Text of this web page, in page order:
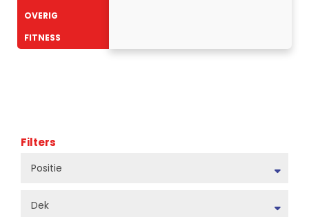
OVERIG
FITNESS
Filters
Positie
Dek